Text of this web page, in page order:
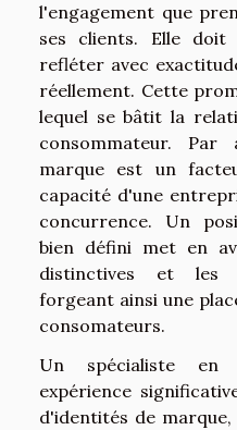
l'engagement que
ses clients. Elle
refléter avec
réellement. Cette
lequel se bâtit la
consommateur.
marque est un
capacité d'une
concurrence. Un
bien défini met en
distinctives et les
forgeant ainsi une
consomateurs.
Un spécialiste en
expérience
d'identités de